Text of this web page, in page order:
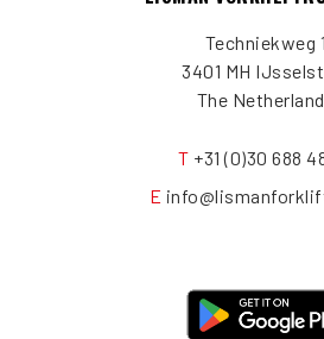
Techniekweg 1
3401 MH
The
T +31 (0)30 688
E